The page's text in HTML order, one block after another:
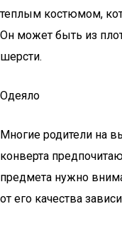
теплым костюмом,
Он может быть из
шерсти.
Одеяло
Многие родители на
конверта
предмета нужно
от его качества